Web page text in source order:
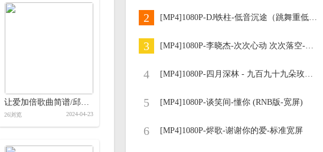
让爱加倍歌曲简谱/邱成简谱
26浏览 2024-04-23
2 [MP4]1080P-DJ铁柱-低音沉途（跳舞重低音慢摇）
3 [MP4]1080P-李晓杰-次次心动 次次落空-标准大屏
4 [MP4]1080P-四月深林 - 九百九十九朵玫瑰 (rNb标准屏)
5 [MP4]1080P-谈笑间-懂你 (RNB版-宽屏)
6 [MP4]1080P-烬歌-谢谢你的爱-标准宽屏